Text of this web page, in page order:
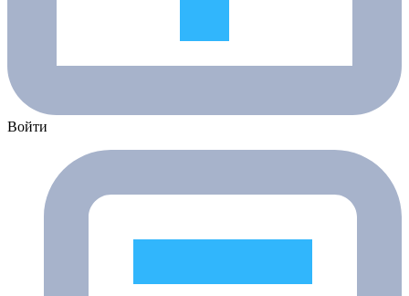
Войти